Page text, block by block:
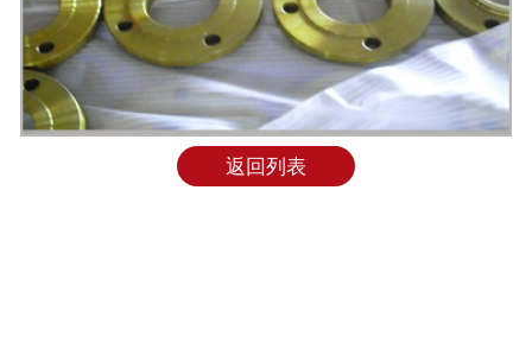
包装运输
技术标准
联系我们
返回列表